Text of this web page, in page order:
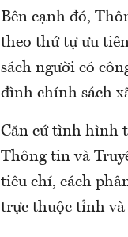
Bên cạnh đó,
theo thứ tự ưu
sách người có
đình chính sách
Căn cứ tình hình
Thông tin và
tiêu chí, cách
trực thuộc tỉnh và